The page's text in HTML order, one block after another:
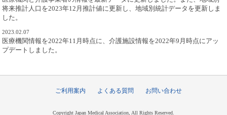
将来推計人口を2023年12月推計値に更新し、地域別統計データを更新しま
した。
2023.02.07
医療機関情報を2022年11月時点に、介護施設情報を2022年9月時点にアッ
プデートしました。
ご利用案内 よくある質問 お問い合わせ
Copyright Japan Medical Association, All Rights Reserved.